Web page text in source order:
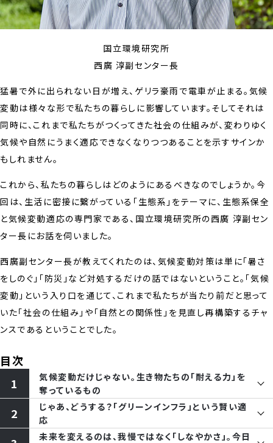
国立環境研究所
西廣 淳副センター長
猛暑で外に出られない日が増え、ゲリラ豪雨で電車が止まる。気候
変動は様々な形で私たちの暮らしに影響しています。そしてそれは
同時に、これまで私たちがつくってきた社会の仕組みが、変わりゆく
気候や自然にうまく適応できなくなりつつあることを示すサインか
もしれません。
これから、私たちの暮らしはどのようにあるべきなのでしょうか。今
回は、生活に密接に繋がっている「生態系」をテーマに、生態系保全
と気候変動適応の専門家である、国立環境研究所の西廣 淳副セン
ター長にお話を伺いました。
西廣副センター長が教えてくれたのは、気候変動対策は単に「暑さ
をしのぐ」「防災」など対処するだけの話ではないということ。「気候
変動」という入り口を通じて、これまで私たちが当たり前だと思って
いた「社会の仕組み」や「自然との関係性」を見直し再構築するチャ
ンスであるということでした。
目次
気候変動だけじゃない。生き物たちの「耐える力」を
奪っているもの
じゃあ、どうする？「グリーンインフラ」という賢い適
応
未来を変えるのは、我慢ではなく「しなやかさ」。今日